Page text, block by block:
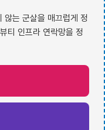
않는 군살을 매끄럽게 정
티 인프라 연락망을 정